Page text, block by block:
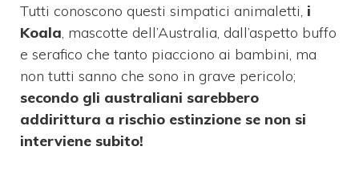
Tutti conoscono questi simpatici animaletti, i
Koala, mascotte dell’Australia, dall’aspetto buffo
e serafico che tanto piacciono ai bambini, ma
non tutti sanno che sono in grave pericolo;
secondo gli australiani sarebbero
addirittura a rischio estinzione se non si
interviene subito!